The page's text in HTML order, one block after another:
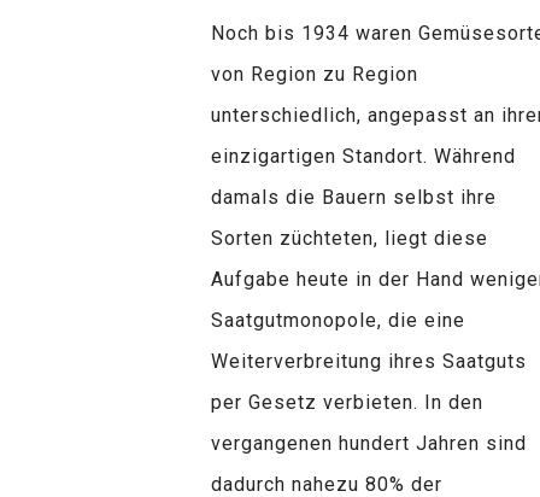
Noch bis 1934 waren
von Region zu Region
unterschiedlich, angepasst an
einzigartigen Standort. Während
damals die Bauern selbst ihre
Sorten züchteten, liegt diese
Aufgabe heute in der Hand
Saatgutmonopole, die eine
Weiterverbreitung ihres Saatguts
per Gesetz verbieten. In den
vergangenen hundert Jahren sind
dadurch nahezu 80% der